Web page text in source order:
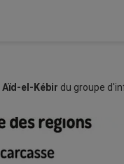
Aïd-el-Kébir du groupe